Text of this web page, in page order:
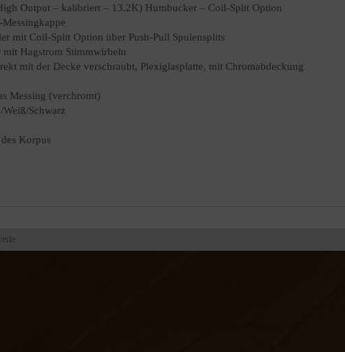
Output – kalibriert – 13.2K) Humbucker – Coil-Split Option
mit Coil-Split Option über Push-Pull Spulensplits
Hagstrom Stimmwirbeln
mit der Decke verschraubt, Plexiglasplatte, mit Chromabdeckung
Messing (verchromt)
Schwarz
Korpus